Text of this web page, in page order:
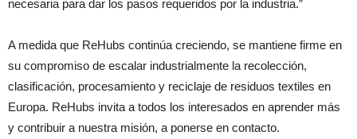
necesaria para dar los pasos requeridos por la industria.”
A medida que ReHubs continúa creciendo, se mantiene firme en
su compromiso de escalar industrialmente la recolección,
clasificación, procesamiento y reciclaje de residuos textiles en
Europa. ReHubs invita a todos los interesados en aprender más
y contribuir a nuestra misión, a ponerse en contacto.